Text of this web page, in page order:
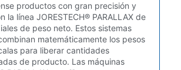
productos con gran precisión y
la línea JORESTECH® PARALLAX de
de peso neto. Estos sistemas
matemáticamente los pesos
para liberar cantidades
de producto. Las máquinas